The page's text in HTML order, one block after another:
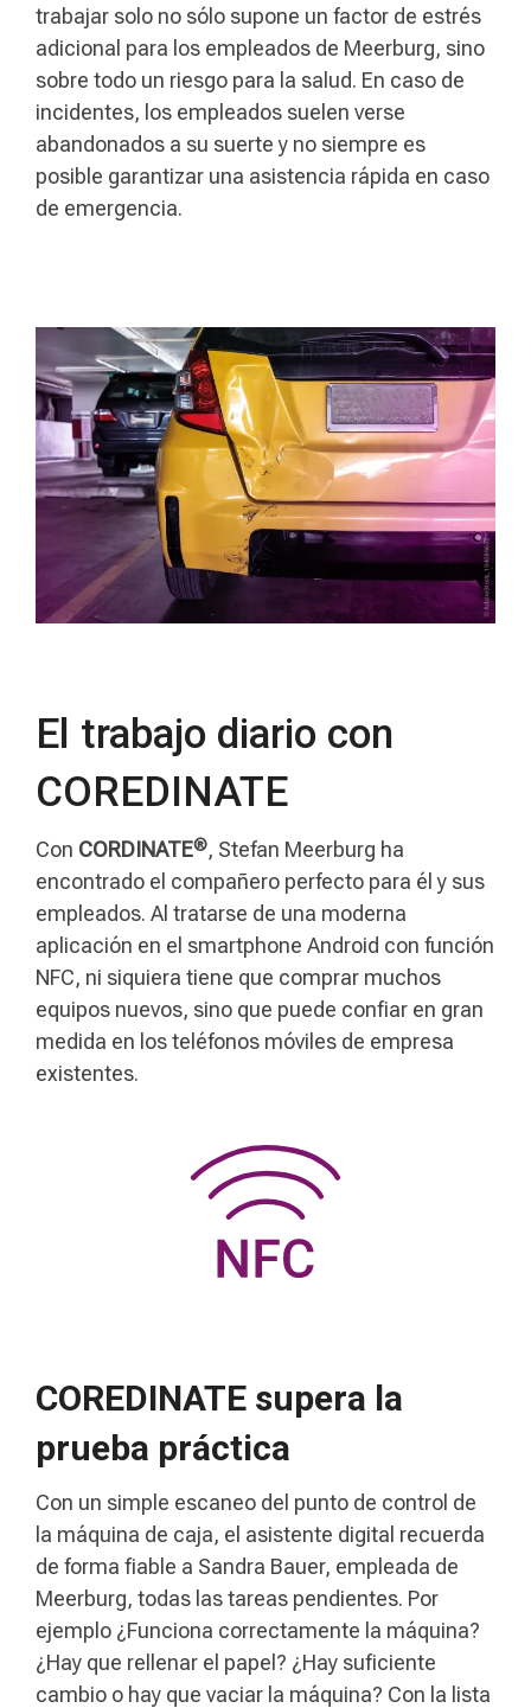
trabajar solo no sólo supone un factor de estrés
adicional para los empleados de Meerburg, sino
sobre todo un riesgo para la salud. En caso de
incidentes, los empleados suelen verse
abandonados a su suerte y no siempre es
posible garantizar una asistencia rápida en caso
de emergencia.
El trabajo diario con
COREDINATE
Con CORDINATE®, Stefan Meerburg ha
encontrado el compañero perfecto para él y sus
empleados. Al tratarse de una moderna
aplicación en el smartphone Android con función
NFC, ni siquiera tiene que comprar muchos
equipos nuevos, sino que puede confiar en gran
medida en los teléfonos móviles de empresa
existentes.
COREDINATE supera la
prueba práctica
Con un simple escaneo del punto de control de
la máquina de caja, el asistente digital recuerda
de forma fiable a Sandra Bauer, empleada de
Meerburg, todas las tareas pendientes. Por
ejemplo ¿Funciona correctamente la máquina?
¿Hay que rellenar el papel? ¿Hay suficiente
cambio o hay que vaciar la máquina? Con la lista